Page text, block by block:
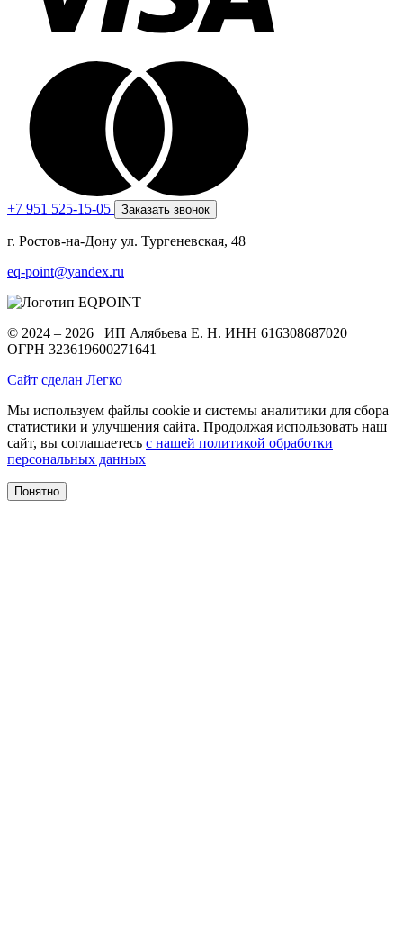
+7 951 525-15-05 Заказать звонок
г. Ростов-на-Дону ул. Тургеневская, 48
eq-point@yandex.ru
© 2024 – 2026 ИП Алябьева Е. Н. ИНН 616308687020
ОГРН 323619600271641
Сайт сделан Легко
Мы используем файлы cookie и системы аналитики для сбора
статистики и улучшения сайта. Продолжая использовать наш
сайт, вы соглашаетесь с нашей политикой обработки
персональных данных
Понятно